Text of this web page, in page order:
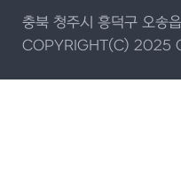
충북 청주시 흥덕구 오송
COPYRIGHT(C) 2025